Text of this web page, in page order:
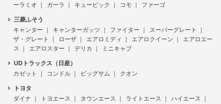
ーラミオ
ガーラ キュービック コモ ファーゴ
三菱ふそう
キャンター
キャンターガッツ ファイター
スーパーグレート
ザ・グレート
ローザ エアロミディ エアロクイーン
エアロエー
ス
エアロスター デリカ ミニキャブ
UDトラックス（日産）
カゼット
コンドル ビッグサム クオン
トヨタ
ダイナ
トヨエース タウンエース ライトエース
ハイエース